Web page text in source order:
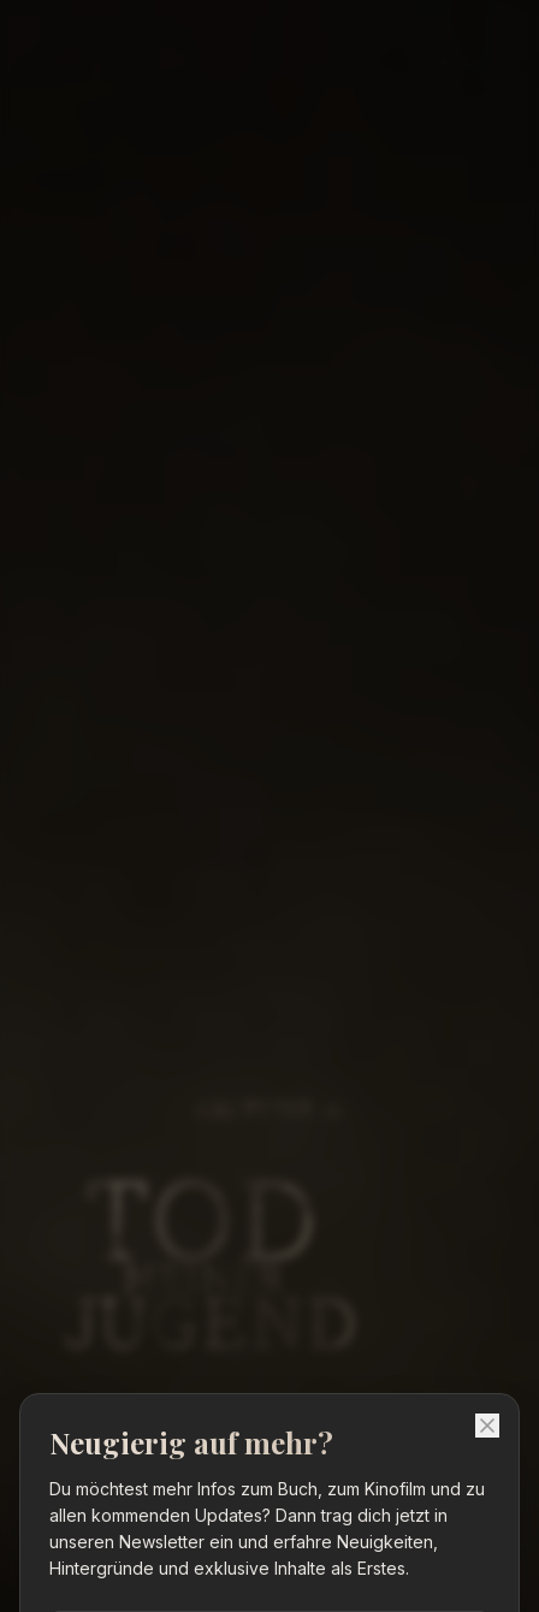
Biografie von Kai Peter · Autor: Daniel Jaro
KINOSTART 28.05.2026
Neugierig auf mehr?
Du möchtest mehr Infos zum Buch, zum Kinofilm und zu
allen kommenden Updates? Dann trag dich jetzt in
unseren Newsletter ein und erfahre Neuigkeiten,
Hintergründe und exklusive Inhalte als Erstes.